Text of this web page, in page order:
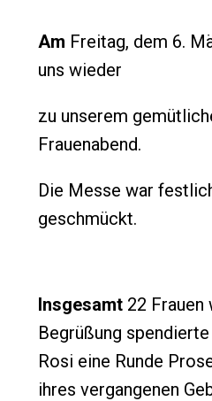
Am Freitag, dem 6.
uns wieder
zu unserem
Frauenabend.
Die Messe war
geschmückt.
Insgesamt 22 Frauen
Begrüßung
Rosi eine Runde
ihres vergangenen